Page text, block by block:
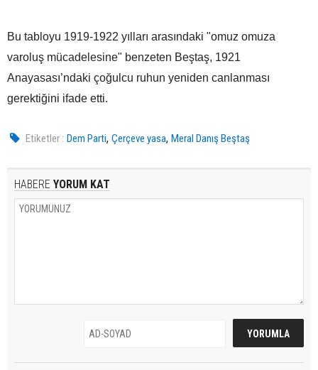
Bu tabloyu 1919-1922 yılları arasındaki "omuz omuza
varoluş mücadelesine" benzeten Beştaş, 1921
Anayasası’ndaki çoğulcu ruhun yeniden canlanması
gerektiğini ifade etti.
Etiketler : Dem Parti,Çerçeve yasa,Meral Danış Beştaş
HABERE YORUM KAT